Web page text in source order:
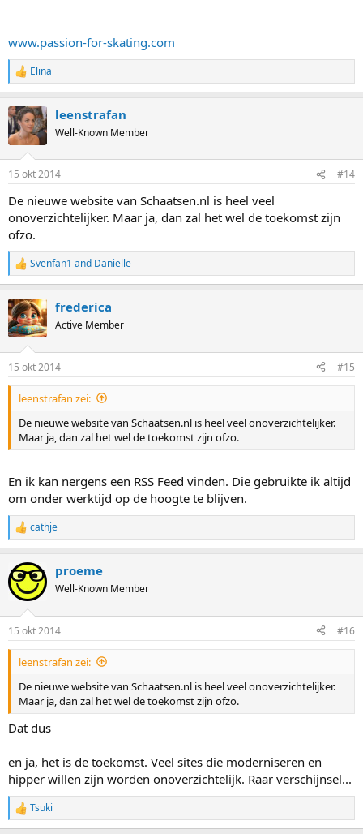
www.passion-for-skating.com
R
e
c
t
i
s
Elina
leenstrafan
Well-Known Member
15 okt 2014 #14
De nieuwe website van Schaatsen.nl is heel veel
onoverzichtelijker. Maar ja, dan zal het wel de toekomst zijn
ofzo.
R
e
c
t
i
s
:
Svenfan1 and Danielle
frederica
Active Member
15 okt 2014 #15
leenstrafan zei:
De nieuwe website van Schaatsen.nl is heel veel onoverzichtelijker.
Maar ja, dan zal het wel de toekomst zijn ofzo.
En ik kan nergens een RSS Feed vinden. Die gebruikte ik altijd
om onder werktijd op de hoogte te blijven.
R
e
c
t
i
s
:
cathje
proeme
Well-Known Member
15 okt 2014 #16
leenstrafan zei:
De nieuwe website van Schaatsen.nl is heel veel onoverzichtelijker.
Maar ja, dan zal het wel de toekomst zijn ofzo.
Dat dus
en ja, het is de toekomst. Veel sites die moderniseren en
hipper willen zijn worden onoverzichtelijk. Raar verschijnsel...
R
e
Tsuki